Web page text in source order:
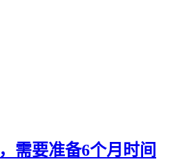
需要准备6个月时间